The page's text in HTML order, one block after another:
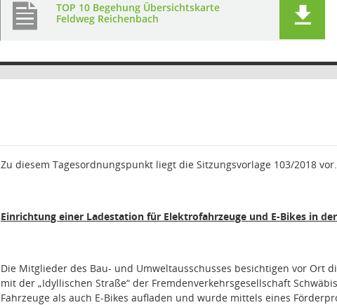
TOP 10 Begehung Übersichtskarte
Feldweg Reichenbach
Zu diesem Tagesordnungspunkt liegt die Sitzungsvorlage 103/2018
Einrichtung einer Ladestation für Elektrofahrzeuge und E-Bikes in
Die Mitglieder des Bau- und Umweltausschusses besichtigen vor Ort
mit der „Idyllischen Straße“ der Fremdenverkehrsgesellschaft
Fahrzeuge als auch E-Bikes aufladen und wurde mittels eines